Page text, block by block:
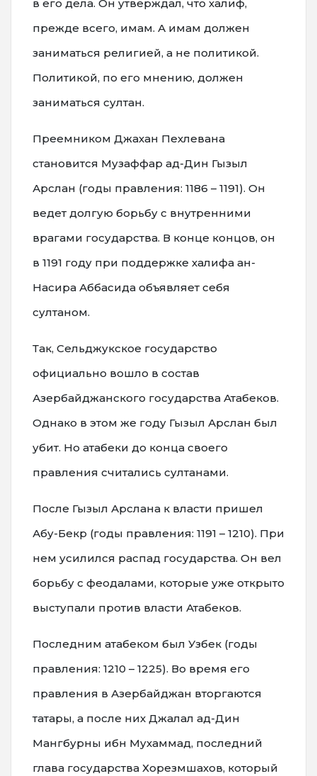
в его дела. Он утверждал, что халиф,
прежде всего, имам. А имам должен
заниматься религией, а не политикой.
Политикой, по его мнению, должен
заниматься султан.
Преемником Джахан Пехлевана
становится Музаффар ад-Дин Гызыл
Арслан (годы правления: 1186 – 1191). Он
ведет долгую борьбу с внутренними
врагами государства. В конце концов, он
в 1191 году при поддержке халифа ан-
Насира Аббасида объявляет себя
султаном.
Так, Сельджукское государство
официально вошло в состав
Азербайджанского государства Атабеков.
Однако в этом же году Гызыл Арслан был
убит. Но атабеки до конца своего
правления считались султанами.
После Гызыл Арслана к власти пришел
Абу-Бекр (годы правления: 1191 – 1210). При
нем усилился распад государства. Он вел
борьбу с феодалами, которые уже открыто
выступали против власти Атабеков.
Последним атабеком был Узбек (годы
правления: 1210 – 1225). Во время его
правления в Азербайджан вторгаются
татары, а после них Джалал ад-Дин
Мангбурны ибн Мухаммад, последний
глава государства Хорезмшахов, который